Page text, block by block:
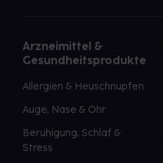
Arzneimittel &
Gesundheitsprodukte
Allergien & Heuschnupfen
Auge, Nase & Ohr
Beruhigung, Schlaf &
Stress